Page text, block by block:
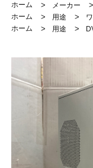
ホーム
> メーカー >
ホーム
> 用途 >
ホーム
> 用途 >